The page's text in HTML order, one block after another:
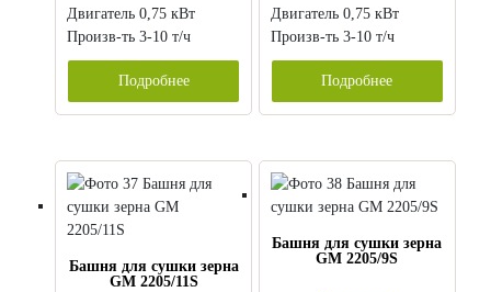
Двигатель 0,75 кВт
Произв-ть 3-10 т/ч
Подробнее
Двигатель 0,75 кВт
Произв-ть 3-10 т/ч
Подробнее
Башня для сушки зерна
GM 2205/11S
Башня для сушки зерна
GM 2205/9S